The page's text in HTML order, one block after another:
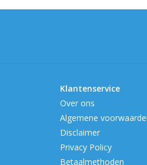
Klantenservice
Over ons
Algemene
Disclaimer
Privacy Policy
Betaalmethoden